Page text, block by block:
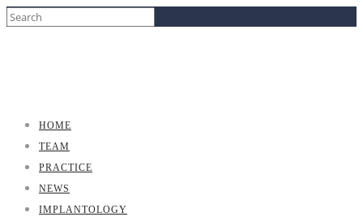
HOME
TEAM
PRACTICE
NEWS
IMPLANTOLOGY